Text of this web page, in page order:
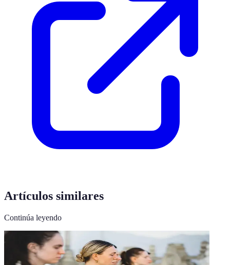
Artículos similares
Continúa leyendo